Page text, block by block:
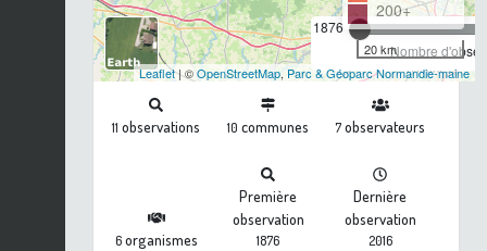
1876
Nombre
200+
20 km
Leaflet| ©OpenStreetMap, Parc & Géoparc Normandie-maine
11 observations 10 communes 7observateurs
6organismes
Première
observation
1876
Dernière
observation
2016